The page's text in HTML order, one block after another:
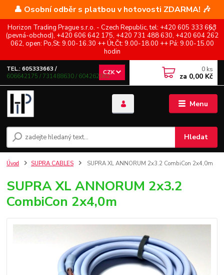
👤 Osobní odběr s platbou v hotovosti ZDARMA! 🎶
Horizon Trading Prague s.r.o. - Czech Republic, tel: +420 605 333 663
(pevná-obchod), +420 606 642 175, +420 731 488 630, +420 604 262
062, open: Po,St: 9.00-16.30 ++ Út,Čt: 9.00-18.00 ++ Pá: 9.00-15.00
hodin
Menu
CZK
Hledat
TEL.: 605333663 /
606642175 / 731488630 / 604262062
0 ks
za 0,00 Kč
Úvod SUPRA CABLES SUPRA XL ANNORUM 2x3.2 CombiCon 2x4,0m
SUPRA XL ANNORUM 2x3.2
CombiCon 2x4,0m